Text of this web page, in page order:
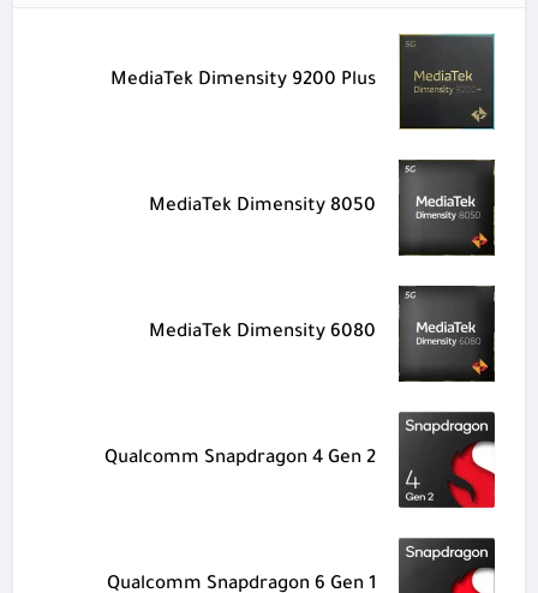
MediaTek Dimensity 9200 Plus
MediaTek Dimensity 8050
MediaTek Dimensity 6080
Qualcomm Snapdragon 4 Gen 2
Qualcomm Snapdragon 6 Gen 1